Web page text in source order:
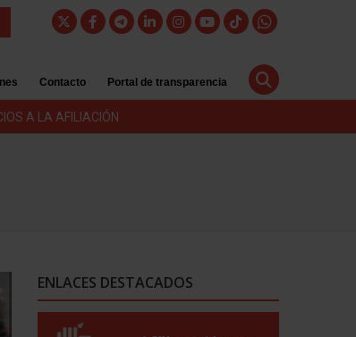
Contacto Portal de transparencia
A LA AFILIACIÓN
ENLACES DESTACADOS